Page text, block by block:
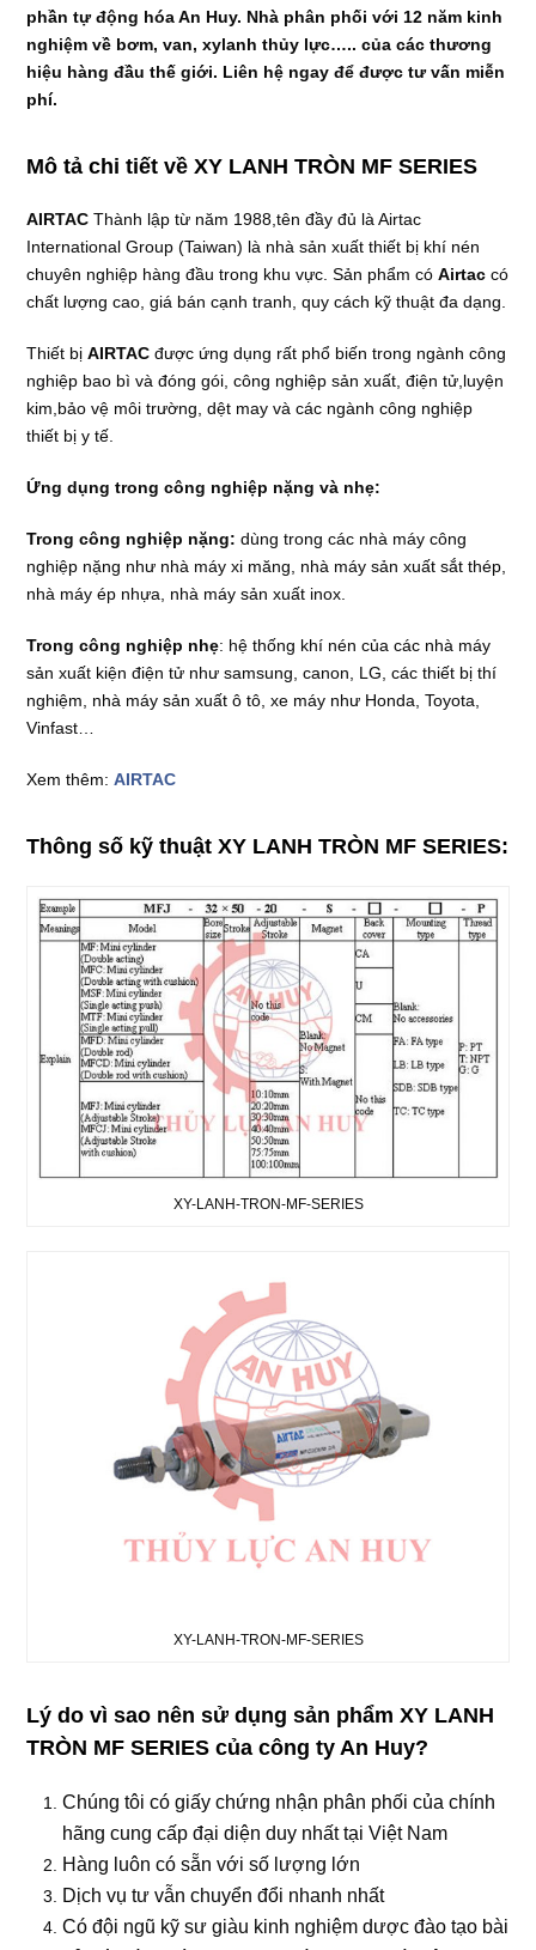
phần tự động hóa An Huy. Nhà phân phối với 12 năm kinh
nghiệm về bơm, van, xylanh thủy lực….. của các thương
hiệu hàng đầu thế giới. Liên hệ ngay để được tư vấn miễn
phí.
Mô tả chi tiết về XY LANH TRÒN MF SERIES
AIRTAC Thành lập từ năm 1988,tên đầy đủ là Airtac
International Group (Taiwan) là nhà sản xuất thiết bị khí nén
chuyên nghiệp hàng đầu trong khu vực. Sản phẩm cóAirtac có
chất lượng cao, giá bán cạnh tranh, quy cách kỹ thuật đa dạng.
Thiết bịAIRTAC được ứng dụng rất phổ biến trong ngành công
nghiệp bao bì và đóng gói, công nghiệp sản xuất, điện tử,luyện
kim,bảo vệ môi trường, dệt may và các ngành công nghiệp
thiết bị y tế.
Ứng dụng trong công nghiệp nặng và nhẹ:
Trong công nghiệp nặng: dùng trong các nhà máy công
nghiệp nặng như nhà máy xi măng, nhà máy sản xuất sắt thép,
nhà máy ép nhựa, nhà máy sản xuất inox.
Trong công nghiệp nhẹ: hệ thống khí nén của các nhà máy
sản xuất kiện điện tử như samsung, canon, LG, các thiết bị thí
nghiệm, nhà máy sản xuất ô tô, xe máy như Honda, Toyota,
Vinfast…
Xem thêm:AIRTAC
Thông số kỹ thuật XY LANH TRÒN MF SERIES:
XY-LANH-TRON-MF-SERIES
XY-LANH-TRON-MF-SERIES
Lý do vì sao nên sử dụng sản phẩm XY LANH
TRÒN MF SERIES của công ty An Huy?
Chúng tôi có giấy chứng nhận phân phối của chính
hãng cung cấp đại diện duy nhất tại Việt Nam
Hàng luôn có sẵn với số lượng lớn
Dịch vụ tư vẫn chuyển đổi nhanh nhất
Có đội ngũ kỹ sư giàu kinh nghiệm dược đào tạo bài